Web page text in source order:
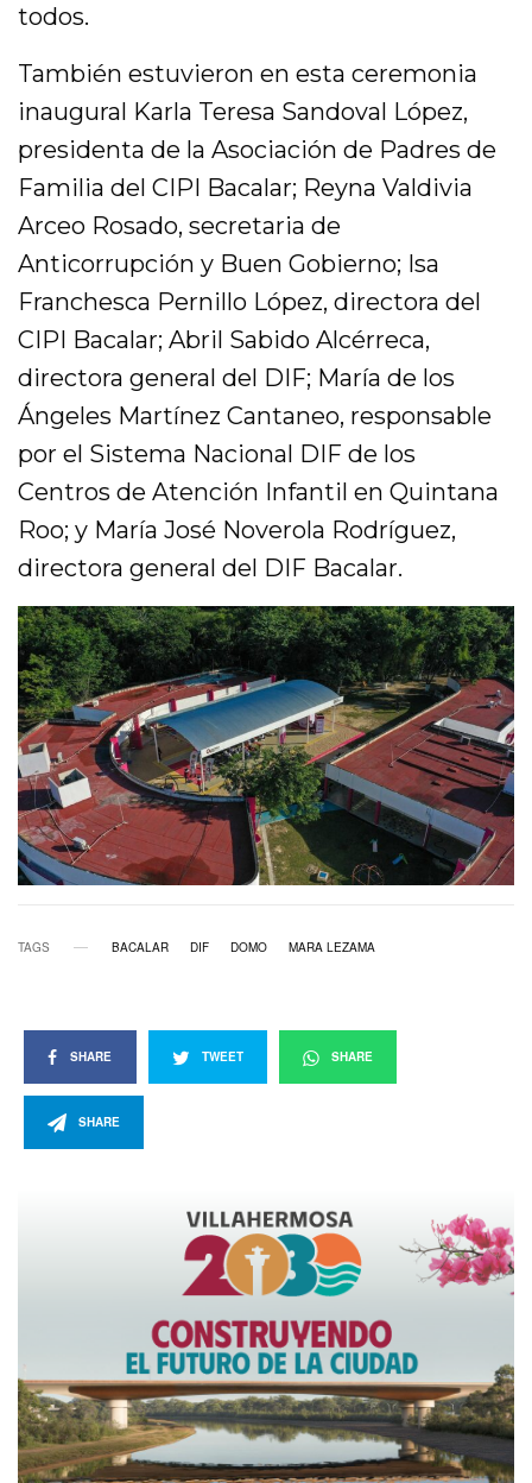
todos.
También estuvieron en esta ceremonia
inaugural Karla Teresa Sandoval López,
presidenta de la Asociación de Padres de
Familia del CIPI Bacalar; Reyna Valdivia
Arceo Rosado, secretaria de
Anticorrupción y Buen Gobierno; Isa
Franchesca Pernillo López, directora del
CIPI Bacalar; Abril Sabido Alcérreca,
directora general del DIF; María de los
Ángeles Martínez Cantaneo, responsable
por el Sistema Nacional DIF de los
Centros de Atención Infantil en Quintana
Roo; y María José Noverola Rodríguez,
directora general del DIF Bacalar.
TAGS BACALAR DIF DOMO MARA LEZAMA
SHARE TWEET SHARE
SHARE